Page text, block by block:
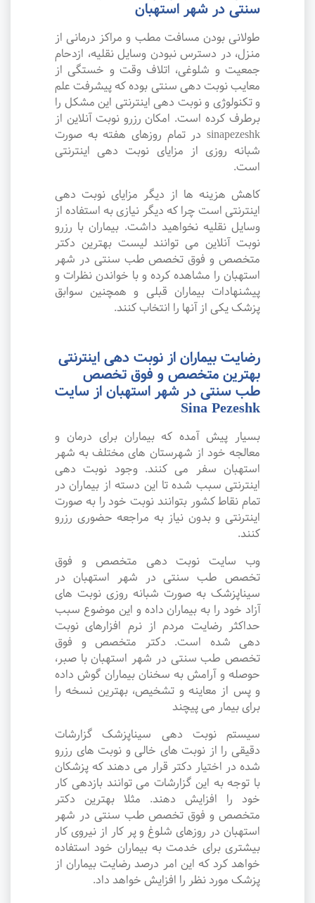
سنتی در شهر استهبان
طولانی بودن مسافت مطب و مراکز درمانی از
منزل، در دسترس نبودن وسایل نقلیه، ازدحام
جمعیت و شلوغی، اتلاف وقت و خستگی از
معایب نوبت دهی سنتی بوده که پیشرفت علم
و تکنولوژی و نوبت دهی اینترنتی این مشکل را
برطرف کرده است. امکان رزرو نوبت آنلاین از
sinapezeshk در تمام روزهای هفته به صورت
شبانه روزی از مزایای نوبت دهی اینترنتی
است.
کاهش هزینه ها از دیگر مزایای نوبت دهی
اینترنتی است چرا که دیگر نیازی به استفاده از
وسایل نقلیه نخواهید داشت. بیماران با رزرو
نوبت آنلاین می توانند لیست بهترین دکتر
متخصص و فوق تخصص طب سنتی در شهر
استهبان را مشاهده کرده و با خواندن نظرات و
پیشنهادات بیماران قبلی و همچنین سوابق
پزشک یکی از آنها را انتخاب کنند.
رضایت بیماران از نوبت دهی اینترنتی
بهترین متخصص و فوق تخصص
طب سنتی در شهر استهبان از سایت
Sina Pezeshk
بسیار پیش آمده که بیماران برای درمان و
معالجه خود از شهرستان های مختلف به شهر
استهبان سفر می کنند. وجود نوبت دهی
اینترنتی سبب شده تا این دسته از بیماران در
تمام نقاط کشور بتوانند نوبت خود را به صورت
اینترنتی و بدون نیاز به مراجعه حضوری رزرو
کنند.
وب سایت نوبت دهی متخصص و فوق
تخصص طب سنتی در شهر استهبان در
سیناپزشک به صورت شبانه روزی نوبت های
آزاد خود را به بیماران داده و این موضوع سبب
حداکثر رضایت مردم از نرم افزارهای نوبت
دهی شده است. دکتر متخصص و فوق
تخصص طب سنتی در شهر استهبان با صبر،
حوصله و آرامش به سخنان بیماران گوش داده
و پس از معاینه و تشخیص، بهترین نسخه را
برای بیمار می پیچند
سیستم نوبت دهی سیناپزشک گزارشات
دقیقی را از نوبت های خالی و نوبت های رزرو
شده در اختیار دکتر قرار می دهند که پزشکان
با توجه به این گزارشات می توانند بازدهی کار
خود را افزایش دهند. مثلا بهترین دکتر
متخصص و فوق تخصص طب سنتی در شهر
استهبان در روزهای شلوغ و پر کار از نیروی کار
بیشتری برای خدمت به بیماران خود استفاده
خواهد کرد که این امر درصد رضایت بیماران از
پزشک مورد نظر را افزایش خواهد داد.